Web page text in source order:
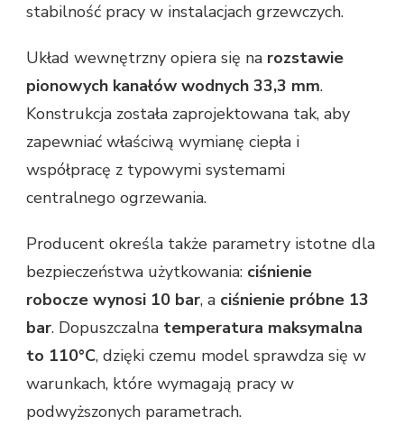
stabilność pracy w instalacjach grzewczych.
Układ wewnętrzny opiera się na rozstawie
pionowych kanałów wodnych 33,3 mm.
Konstrukcja została zaprojektowana tak, aby
zapewniać właściwą wymianę ciepła i
współpracę z typowymi systemami
centralnego ogrzewania.
Producent określa także parametry istotne dla
bezpieczeństwa użytkowania: ciśnienie
robocze wynosi 10 bar, a ciśnienie próbne 13
bar. Dopuszczalna temperatura maksymalna
to 110°C, dzięki czemu model sprawdza się w
warunkach, które wymagają pracy w
podwyższonych parametrach.